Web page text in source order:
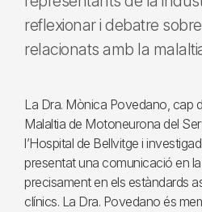
reflexionar i debatre
relacionats amb la
La Dra. Mònica Povedano, cap
Malaltia de Motoneurona del
l’Hospital de Bellvitge i
presentat una comunicació en
precisament en els estàndards
clínics. La Dra. Povedano és